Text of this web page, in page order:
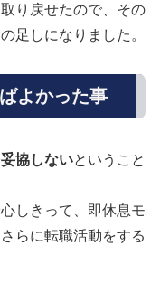
り戻せたので、その
足しになりました。
よかった事
協しないということ
しきって、即休息モ
らに転職活動をする